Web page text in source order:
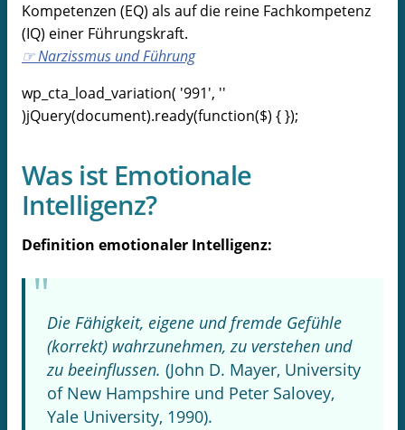
Kompetenzen (EQ) als auf die reine Fachkompetenz
(IQ) einer Führungskraft.
☞ Narzissmus und Führung
wp_cta_load_variation( '991', ''
)jQuery(document).ready(function($) { });
Was ist Emotionale
Intelligenz?
Definition emotionaler Intelligenz:
Die Fähigkeit, eigene und fremde Gefühle
(korrekt) wahrzunehmen, zu verstehen und
zu beeinflussen. (John D. Mayer, University
of New Hampshire und Peter Salovey,
Yale University, 1990).